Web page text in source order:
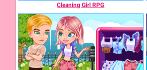
Cleaning Girl RPG